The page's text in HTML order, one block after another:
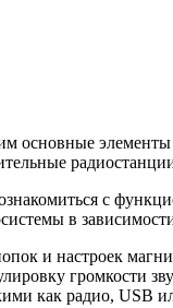
основные
с
в
и настроек
громкости
как радио, USB